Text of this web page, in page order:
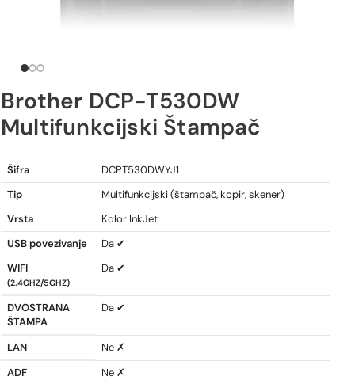
Brother DCP-T530DW
Multifunkcijski Štampač
Brother DCP-T530DW Multifunkcijski Štampač
Šifra
DCPT530DWYJ1
Tip
Multifunkcijski (štampač, kopir, skener)
Vrsta
Kolor InkJet
USB povezivanje
Da ✔
WIFI
(2.4GHZ/5GHZ)
Da ✔
DVOSTRANA
ŠTAMPA
Da ✔
LAN
Ne ✗
ADF
Ne ✗